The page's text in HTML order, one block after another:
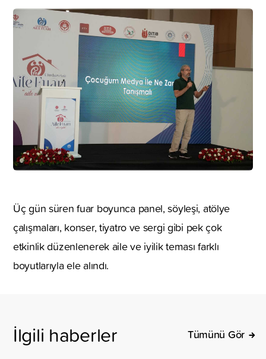
Üç gün süren fuar boyunca panel, söyleşi, atölye
çalışmaları, konser, tiyatro ve sergi gibi pek çok
etkinlik düzenlenerek aile ve iyilik teması farklı
boyutlarıyla ele alındı.
İlgili haberler Tümünü Gör